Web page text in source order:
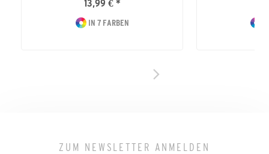
13,99 € *
IN 7 FARBEN
ZUM NEWSLETTER ANMELDEN